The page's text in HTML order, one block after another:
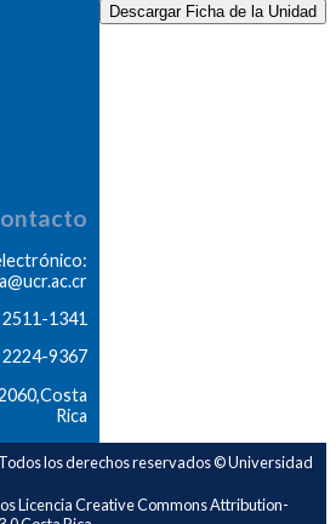
Descargar Ficha de la Unidad
1341
2224-9367
Rica
los derechos reservados © Universidad
Licencia Creative Commons Attribution-